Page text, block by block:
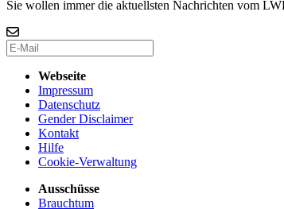
Sie wollen immer die aktuellsten Nachrichten vom
Webseite
Impressum
Datenschutz
Gender Disclaimer
Kontakt
Hilfe
Cookie-Verwaltung
Ausschüsse
Brauchtum